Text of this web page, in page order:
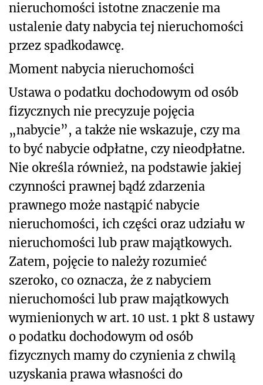
nieruchomości istotne znaczenie ma
ustalenie daty nabycia tej nieruchomości
przez spadkodawcę.
Moment nabycia nieruchomości
Ustawa o podatku dochodowym od osób
fizycznych nie precyzuje pojęcia
„nabycie”, a także nie wskazuje, czy ma
to być nabycie odpłatne, czy nieodpłatne.
Nie określa również, na podstawie jakiej
czynności prawnej bądź zdarzenia
prawnego może nastąpić nabycie
nieruchomości, ich części oraz udziału w
nieruchomości lub praw majątkowych.
Zatem, pojęcie to należy rozumieć
szeroko, co oznacza, że z nabyciem
nieruchomości lub praw majątkowych
wymienionych w art. 10 ust. 1 pkt 8 ustawy
o podatku dochodowym od osób
fizycznych mamy do czynienia z chwilą
uzyskania prawa własności do